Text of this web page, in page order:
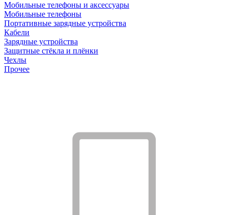
Мобильные телефоны и аксессуары
Мобильные телефоны
Портативные зарядные устройства
Кабели
Зарядные устройства
Защитные стёкла и плёнки
Чехлы
Прочее